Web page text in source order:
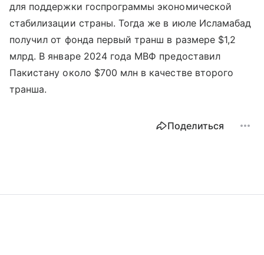
для поддержки госпрограммы экономической
стабилизации страны. Тогда же в июле Исламабад
получил от фонда первый транш в размере $1,2
млрд. В январе 2024 года МВФ предоставил
Пакистану около $700 млн в качестве второго
транша.
Поделиться